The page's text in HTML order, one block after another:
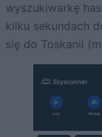
wyszukiwarkę
kilku sekundach
się do Toskanii